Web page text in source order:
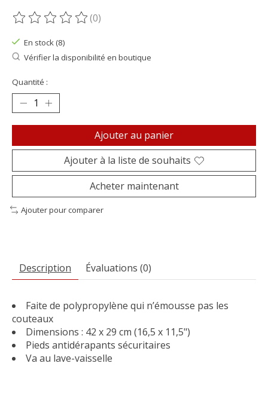
Ce produit est évalué à
(0)
En stock (8)
Vérifier la disponibilité en boutique
Quantité :
Ajouter au panier
Ajouter à la liste de souhaits
Acheter maintenant
Ajouter pour comparer
Description Évaluations (0)
Faite de polypropylène qui n’émousse pas les
couteaux
Dimensions : 42 x 29 cm (16,5 x 11,5")
Pieds antidérapants sécuritaires
Va au lave-vaisselle